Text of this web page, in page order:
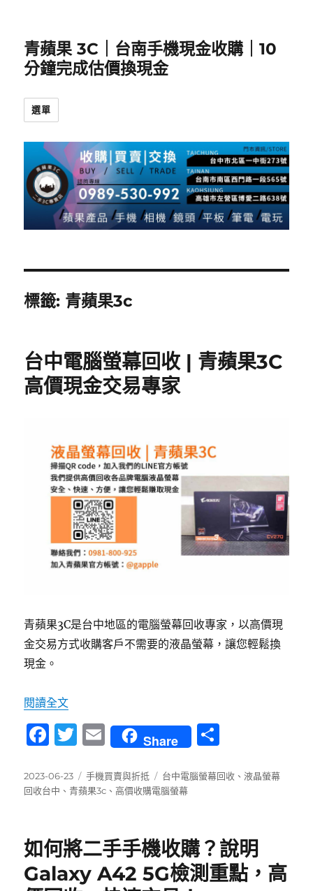
青蘋果 3C｜台南手機現金收購｜10
分鐘完成估價換現金
選單
標籤: 青蘋果3c
台中電腦螢幕回收 | 青蘋果3C
高價現金交易專家
青蘋果3C是台中地區的電腦螢幕回收專家，以高價現
金交易方式收購客戶不需要的液晶螢幕，讓您輕鬆換
現金。
閱讀全文〈台中電腦螢幕回收 | 青蘋果3C高價現金交易專
F
c
e
o
o
T
it
te
E
m
ai
l
Share
發
佈
2023-06-23
分
類
手機買賣與折抵
標
籤
台中電腦螢幕回收 、液晶螢幕
回收台中 、青蘋果3c 、高價收購電腦螢幕
如何將二手手機收購？說明
Galaxy A42 5G檢測重點，高